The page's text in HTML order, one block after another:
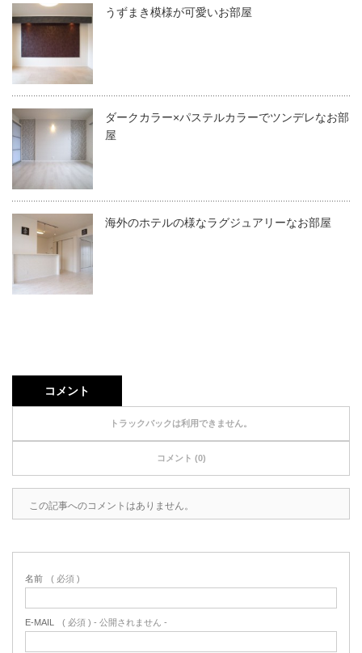
うずまき模様が可愛いお部屋
ダークカラー×パステルカラーでツンデレなお部
屋
海外のホテルの様なラグジュアリーなお部屋
コメント
トラックバックは利用できません。
コメント (0)
この記事へのコメントはありません。
名前 ( 必須 )
E-MAIL ( 必須 ) - 公開されません -